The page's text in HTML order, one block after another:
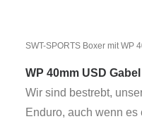
SWT-SPORTS Boxer mit WP
WP 40mm USD
Wir sind bestrebt,
Enduro, auch wenn